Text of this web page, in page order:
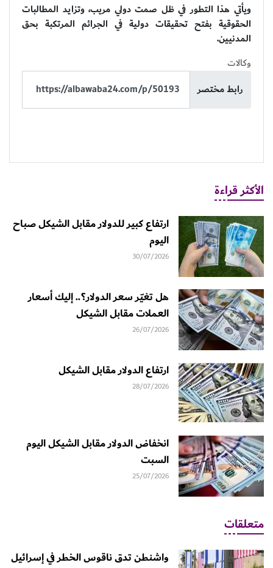
ويأتي هذا التطور في ظل صمت دولي مريب، وتزايد المطالبات
الحقوقية بفتح تحقيقات دولية في الجرائم المرتكبة بحق
المدنيين.
وكالات
رابط مختصر
الأكثر قراءة
ارتفاع كبير للدولار مقابل الشيكل صباح
اليوم
30/07/2026
هل تغيّر سعر الدولار؟.. إليك أسعار
العملات مقابل الشيكل
26/07/2026
ارتفاع الدولار مقابل الشيكل
28/07/2026
انخفاض الدولار مقابل الشيكل اليوم
السبت
25/07/2026
متعلقات
واشنطن تدق ناقوس الخطر في إسرائيل